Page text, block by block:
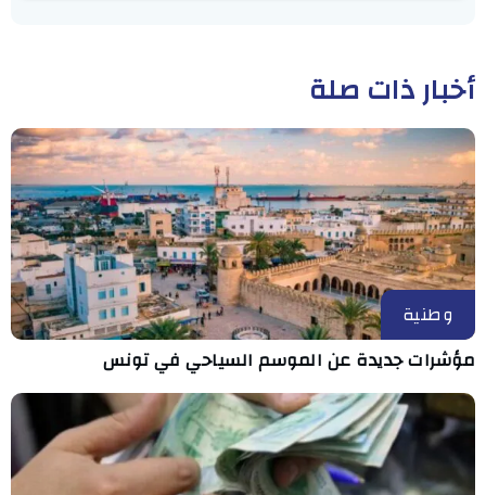
أخبار ذات صلة
وطنية
مؤشرات جديدة عن الموسم السياحي في تونس